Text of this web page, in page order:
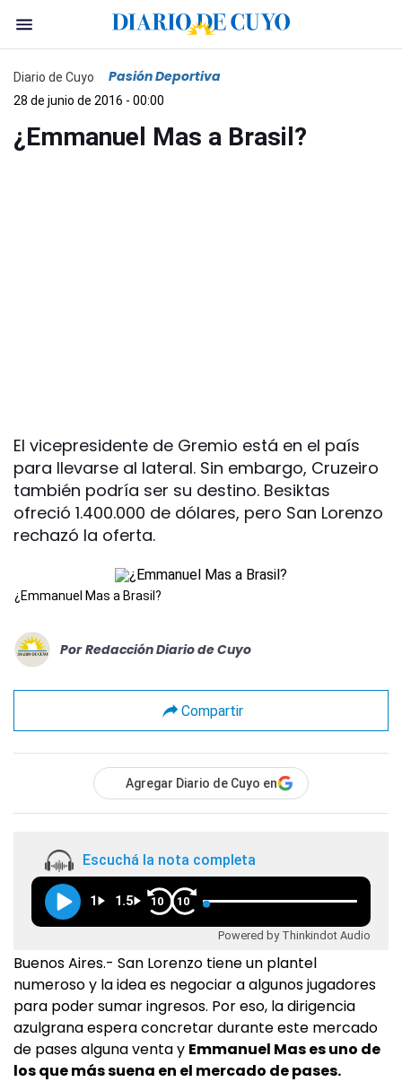
Diario de Cuyo Pasión Deportiva
28 de junio de 2016 - 00:00
¿Emmanuel Mas a Brasil?
El vicepresidente de Gremio está en el país
para llevarse al lateral. Sin embargo, Cruzeiro
también podría ser su destino. Besiktas
ofreció 1.400.000 de dólares, pero San Lorenzo
rechazó la oferta.
¿Emmanuel Mas a Brasil?
Por Redacción Diario de Cuyo
Compartir
Agregar Diario de Cuyo en
Escuchá la nota completa
1 1.5 10 10
Powered by Thinkindot Audio
Buenos Aires.- San Lorenzo tiene un plantel
numeroso y la idea es negociar a algunos jugadores
para poder sumar ingresos. Por eso, la dirigencia
azulgrana espera concretar durante este mercado
de pases alguna venta y Emmanuel Mas es uno de
los que más suena en el mercado de pases.